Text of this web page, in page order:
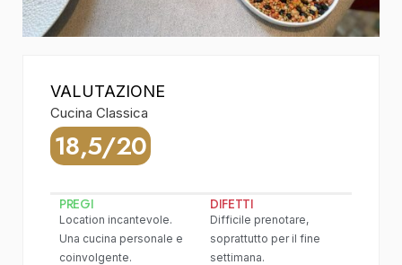
VALUTAZIONE
Cucina Classica
18,5/20
PREGI
Location incantevole.
Una cucina personale e
coinvolgente.
DIFETTI
Difficile prenotare,
soprattutto per il fine
settimana.